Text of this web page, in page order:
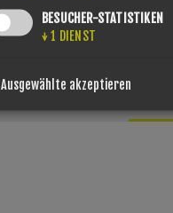
BESUCHER-STATISTIKEN
↓ 1 DIENST
Ausgewählte akzeptieren